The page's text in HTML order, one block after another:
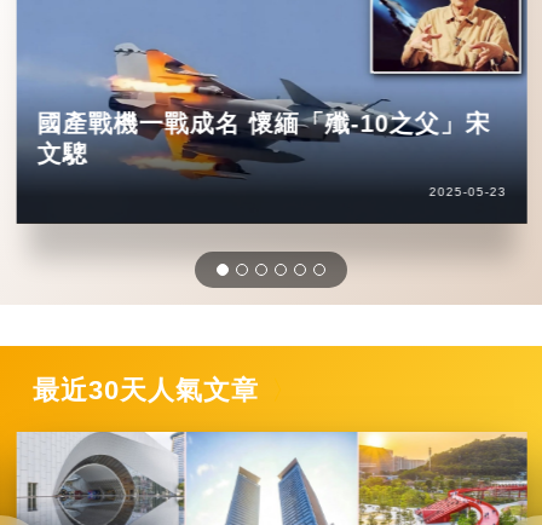
國產戰機一戰成名 懷緬「殲-10之父」宋
文驄
2025-05-23
最近30天人氣文章